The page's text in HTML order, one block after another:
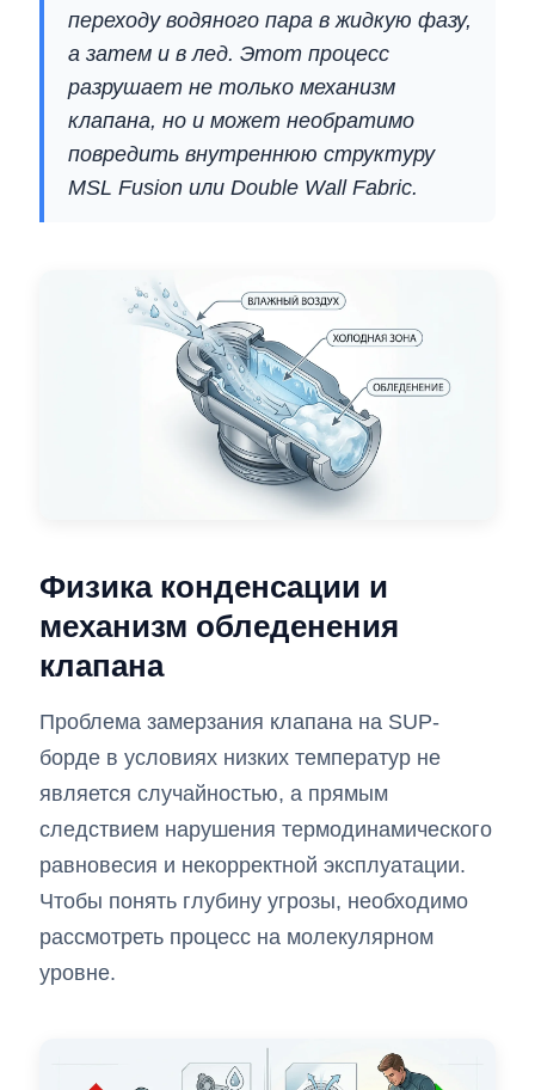
переходу водяного пара в жидкую фазу,
а затем и в лед. Этот процесс
разрушает не только механизм
клапана, но и может необратимо
повредить внутреннюю структуру
MSL Fusion или Double Wall Fabric.
Физика конденсации и
механизм обледенения
клапана
Проблема замерзания клапана на SUP-
борде в условиях низких температур не
является случайностью, а прямым
следствием нарушения термодинамического
равновесия и некорректной эксплуатации.
Чтобы понять глубину угрозы, необходимо
рассмотреть процесс на молекулярном
уровне.